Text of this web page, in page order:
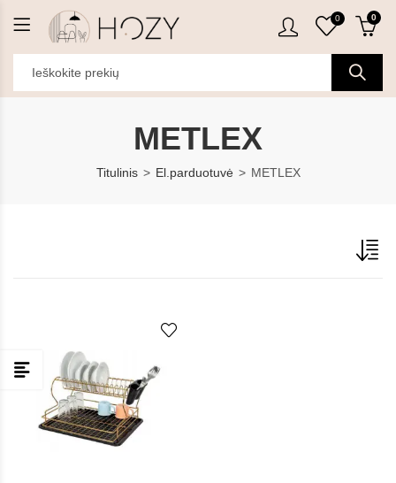
0 0
METLEX
Titulinis El.parduotuvė METLEX